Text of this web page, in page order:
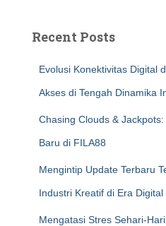
Recent Posts
Evolusi Konektivitas Digital
Akses di Tengah Dinamika
Chasing Clouds &
Baru di FILA88
Mengintip Update Terbaru
Industri Kreatif di Era Digital
Mengatasi Stres Sehari-